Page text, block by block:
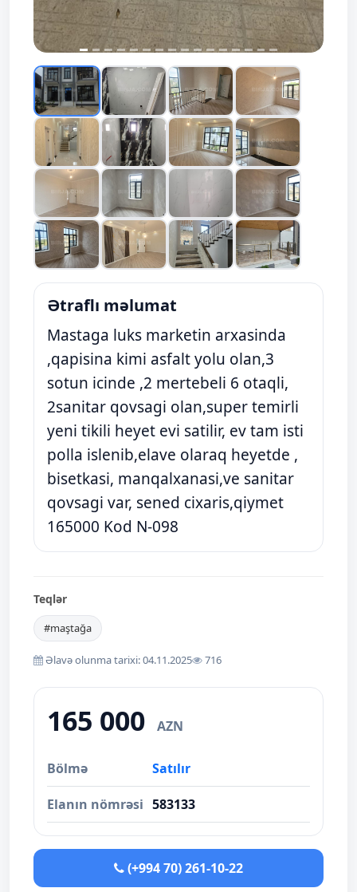
Ətraflı məlumat
Mastaga luks marketin arxasinda
,qapisina kimi asfalt yolu olan,3
sotun icinde ,2 mertebeli 6 otaqli,
2sanitar qovsagi olan,super temirli
yeni tikili heyet evi satilir, ev tam isti
polla islenib,elave olaraq heyetde ,
bisetkasi, manqalxanasi,ve sanitar
qovsagi var, sened cixaris,qiymet
165000 Kod N-098
Teqlər
#maştağa
Əlavə olunma tarixi: 04.11.2025 716
165 000 AZN
Bölmə Satılır
Elanın nömrəsi 583133
(+994 70) 261-10-22